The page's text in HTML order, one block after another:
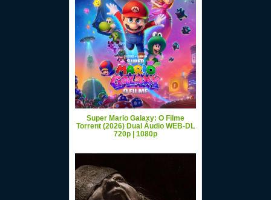
Super Mario Galaxy: O Filme
Torrent (2026) Dual Áudio WEB-DL
720p | 1080p